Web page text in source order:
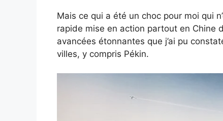
Mais ce qui a été un choc pour moi qui
rapide mise en action partout en Chine
avancées étonnantes que j’ai pu
villes, y compris Pékin.